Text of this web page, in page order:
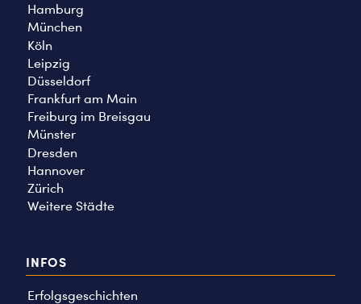
Hamburg
München
Köln
Leipzig
Düsseldorf
Frankfurt am Main
Freiburg im Breisgau
Münster
Dresden
Hannover
Zürich
Weitere Städte
INFOS
Erfolgsgeschichten